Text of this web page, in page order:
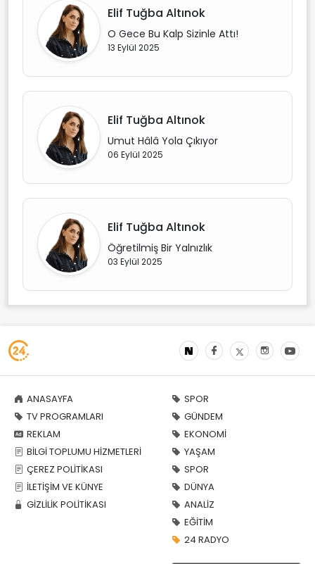
Elif Tuğba Altınok
O Gece Bu Kalp Sizinle Attı!
13 Eylül 2025
Elif Tuğba Altınok
Umut Hâlâ Yola Çıkıyor
06 Eylül 2025
Elif Tuğba Altınok
Öğretilmiş Bir Yalnızlık
03 Eylül 2025
ANASAYFA
TV PROGRAMLARI
REKLAM
BİLGİ TOPLUMU HİZMETLERİ
ÇEREZ POLİTİKASI
İLETİŞİM VE KÜNYE
GİZLİLİK POLİTİKASI
SPOR
GÜNDEM
EKONOMİ
YAŞAM
SPOR
DÜNYA
ANALİZ
EĞİTİM
24 RADYO